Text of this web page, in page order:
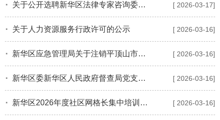
关于公开选聘新华区法律专家咨询委员会专家委员的公告 [ 2026-03-17]
关于人力资源服务行政许可的公示 [ 2026-03-16]
新华区应急管理局关于注销平顶山市大域商贸有限公司《危险化学品经营许可证》的公告 [ 2026-03-16]
新华区委新华区人民政府督查局党支部关于落实区委第一巡察组反馈意见集中整改进展情况的通报 [ 2026-03-16]
新华区2026年度社区网格长集中培训班开班 [ 2026-03-16]